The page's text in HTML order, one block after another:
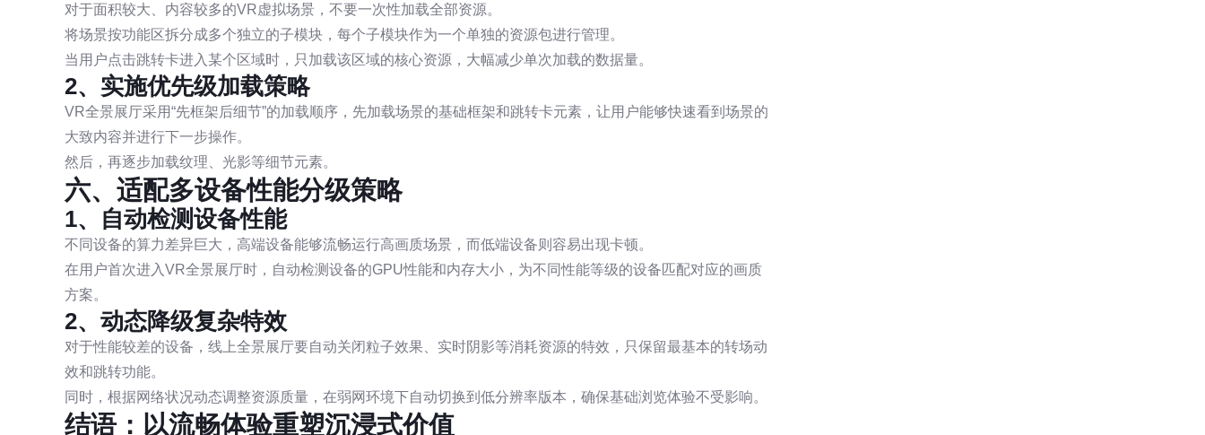
对于面积较大、内容较多的VR虚拟场景，不要一次性加载全部资源。
将场景按功能区拆分成多个独立的子模块，每个子模块作为一个单独的资源包进行管理。
当用户点击跳转卡进入某个区域时，只加载该区域的核心资源，大幅减少单次加载的数据量。
2、实施优先级加载策略
VR全景展厅采用“先框架后细节”的加载顺序，先加载场景的基础框架和跳转卡元素，让用户能够快速看到场景的
大致内容并进行下一步操作。
然后，再逐步加载纹理、光影等细节元素。
六、适配多设备性能分级策略
1、自动检测设备性能
不同设备的算力差异巨大，高端设备能够流畅运行高画质场景，而低端设备则容易出现卡顿。
在用户首次进入VR全景展厅时，自动检测设备的GPU性能和内存大小，为不同性能等级的设备匹配对应的画质
方案。
2、动态降级复杂特效
对于性能较差的设备，线上全景展厅要自动关闭粒子效果、实时阴影等消耗资源的特效，只保留最基本的转场动
效和跳转功能。
同时，根据网络状况动态调整资源质量，在弱网环境下自动切换到低分辨率版本，确保基础浏览体验不受影响。
结语：以流畅体验重塑沉浸式价值